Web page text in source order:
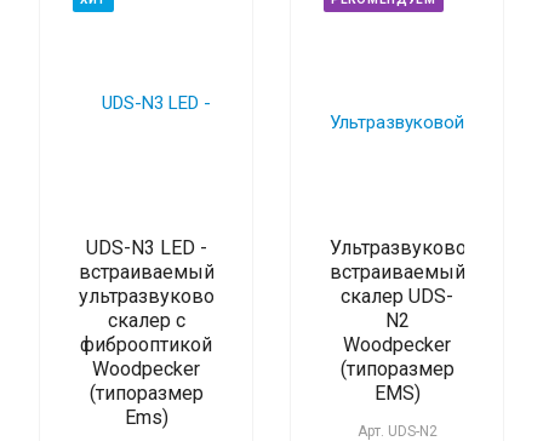
UDS-N3 LED -
встраиваемый
ультразвуковой
скалер с
фиброоптикой
Woodpecker
(типоразмер
Ems)
Ультразвуковой
встраиваемый
скалер UDS-
N2
Woodpecker
(типоразмер
EMS)
Арт. UDS-N2